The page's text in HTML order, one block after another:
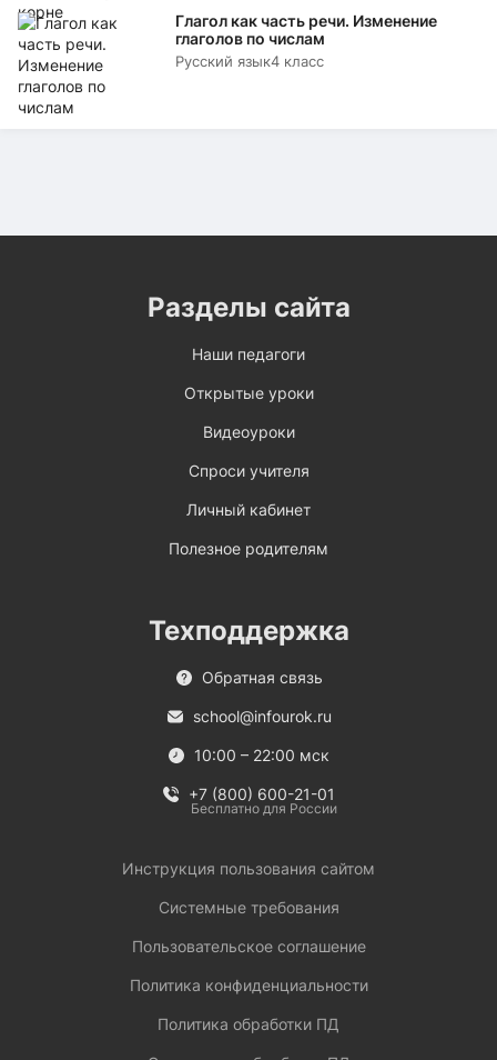
Глагол как часть речи. Изменение
глаголов по числам
Русский язык4 класс
Разделы сайта
Наши педагоги
Открытые уроки
Видеоуроки
Спроси учителя
Личный кабинет
Полезное родителям
Техподдержка
Обратная связь
school@infourok.ru
10:00 – 22:00 мск
+7 (800) 600-21-01
Бесплатно для России
Инструкция пользования сайтом
Системные требования
Пользовательское соглашение
Политика конфиденциальности
Политика обработки ПД